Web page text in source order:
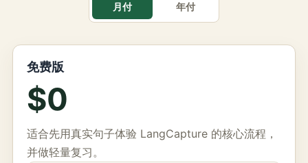
月付 年付
免费版
$0
适合先用真实句子体验 LangCapture 的核心流程，
并做轻量复习。